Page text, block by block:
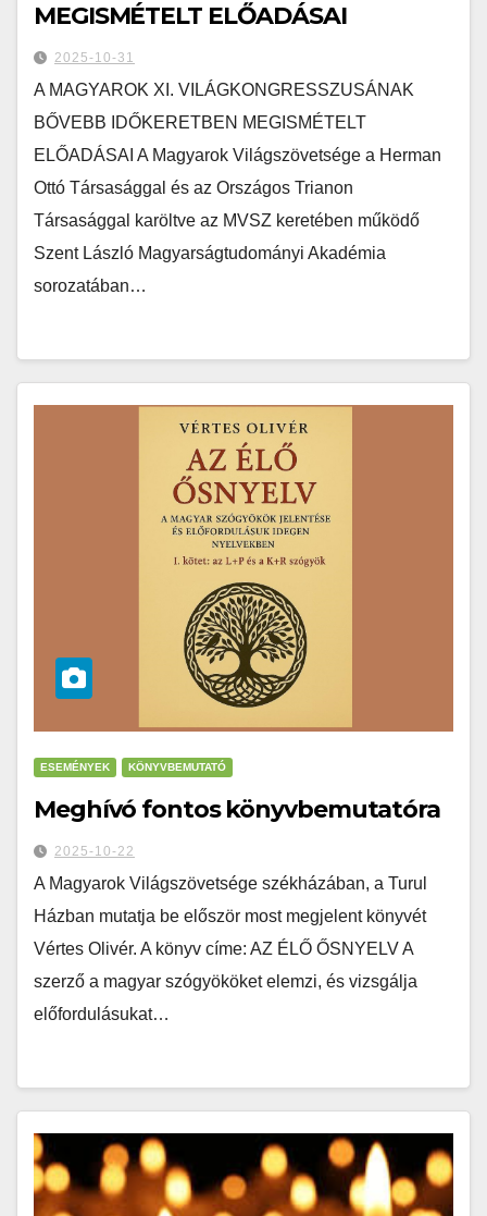
MEGISMÉTELT ELŐADÁSAI
2025-10-31
A MAGYAROK XI. VILÁGKONGRESSZUSÁNAK
BŐVEBB IDŐKERETBEN MEGISMÉTELT
ELŐADÁSAI A Magyarok Világszövetsége a Herman
Ottó Társasággal és az Országos Trianon
Társasággal karöltve az MVSZ keretében működő
Szent László Magyarságtudományi Akadémia
sorozatában…
ESEMÉNYEK KÖNYVBEMUTATÓ
Meghívó fontos könyvbemutatóra
2025-10-22
A Magyarok Világszövetsége székházában, a Turul
Házban mutatja be először most megjelent könyvét
Vértes Olivér. A könyv címe: AZ ÉLŐ ŐSNYELV A
szerző a magyar szógyököket elemzi, és vizsgálja
előfordulásukat…